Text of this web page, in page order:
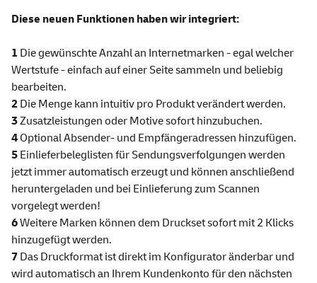
Diese neuen Funktionen haben wir integriert:
1 Die gewünschte Anzahl an Internetmarken - egal welcher
Wertstufe - einfach auf einer Seite sammeln und beliebig
bearbeiten.
2 Die Menge kann intuitiv pro Produkt verändert werden.
3Zusatzleistungen oder Motive sofort hinzubuchen.
4 Optional Absender- und Empfängeradressen hinzufügen.
5 Einlieferbeleglisten für Sendungsverfolgungen werden
jetzt immer automatisch erzeugt und können anschließend
heruntergeladen und bei Einlieferung zum Scannen
vorgelegt werden!
6Weitere Marken können dem Druckset sofort mit 2 Klicks
hinzugefügt werden.
7 Das Druckformat ist direkt im Konfigurator änderbar und
wird automatisch an Ihrem Kundenkonto für den nächsten